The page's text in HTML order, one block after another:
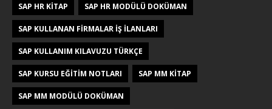
SAP HR KITAP SAP HR MODÜLÜ DOKÜMAN
SAP KULLANAN FIRMALAR IŞ ILANLARI
SAP KULLANIM KILAVUZU TÜRKÇE
SAP KURSU EĞITIM NOTLARI SAP MM KITAP
SAP MM MODÜLÜ DOKÜMAN